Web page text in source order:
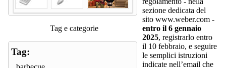
Tag e categorie
Tag:
sezione dedicata del
sito www.weber.com -
entro il 6 gennaio
2025, registrarlo entro
il 10 febbraio, e seguire
le semplici istruzioni
indicate nell’email che